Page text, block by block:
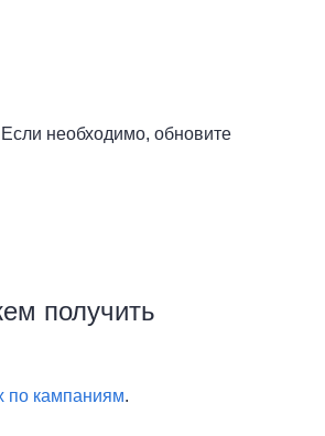
необходимо, обновите
получить
по кампаниям.